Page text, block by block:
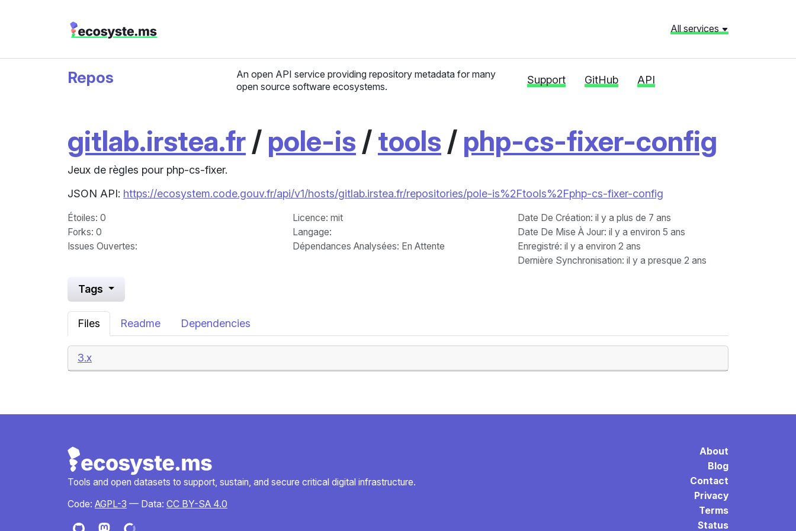
All services
Repos
An open API service providing repository metadata for many
open source software ecosystems.
Support GitHub API
gitlab.irstea.fr/ pole-is /tools / php-cs-fixer-config
Jeux de règles pour php-cs-fixer.
JSON API: https://ecosystem.code.gouv.fr/api/v1/hosts/gitlab.irstea.fr/repositories/pole-is%2Ftools%2Fphp-cs-fixer-config
Étoiles: 0
Forks: 0
Issues Ouvertes:
Licence: mit
Langage:
Dépendances Analysées: En Attente
Date De Création: il y a plus de 7 ans
Date De Mise À Jour: il y a environ 5 ans
Enregistré: il y a environ 2 ans
Dernière Synchronisation: il y a presque 2 ans
Tags
Files Readme Dependencies
3.x
Tools and open datasets to support, sustain, and secure critical digital infrastructure.
Code: AGPL-3 — Data: CC BY-SA 4.0
About
Blog
Contact
Privacy
Terms
Status